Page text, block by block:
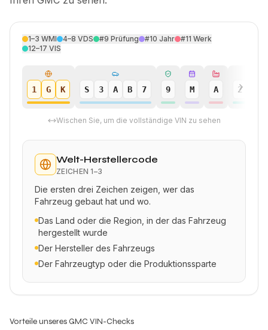
1–3 WMI 4–8 VDS #9 Prüfung #10 Jahr #11 Werk
12–17 VIS
1 G K S 3 A B 7 9 M A 2
Wischen Sie, um die vollständige VIN zu sehen
Welt-Herstellercode
ZEICHEN 1–3
Die ersten drei Zeichen zeigen, wer das
Fahrzeug gebaut hat und wo.
Das Land oder die Region, in der das Fahrzeug
hergestellt wurde
Der Hersteller des Fahrzeugs
Der Fahrzeugtyp oder die Produktionssparte
Vorteile unseres GMC VIN-Checks